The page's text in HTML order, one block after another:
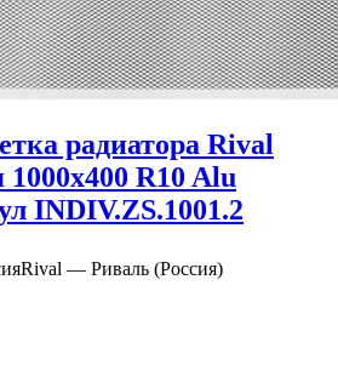
радиатора Rival
R10 Alu
INDIV.ZS.1001.2
Rival — Риваль (Россия)